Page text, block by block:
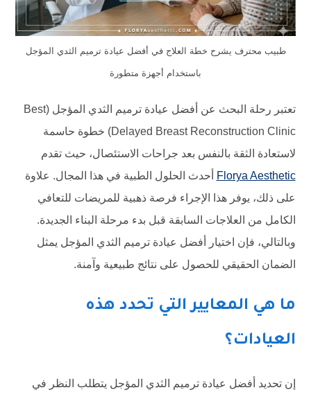
طبيب محترف يشرح خطة العلاج في أفضل عيادة ترميم الثدي المؤجل
باستخدام أجهزة متطورة
تعتبر رحلة البحث عن أفضل عيادة ترميم الثدي المؤجل (Best
Delayed Breast Reconstruction Clinic) خطوة حاسمة
لاستعادة الثقة بالنفس بعد جراحات الاستئصال، حيث تقدم
Florya Aesthetic
أحدث الحلول الطبية في هذا المجال. علاوة
على ذلك، يوفر هذا الإجراء فرصة ذهبية للمريضات للتعافي
الكامل من العلاجات السابقة قبل بدء مرحلة البناء الجديدة.
وبالتالي، فإن اختيار أفضل عيادة ترميم الثدي المؤجل يمثل
الضمان الحقيقي للحصول على نتائج طبيعية وآمنة.
ما هي المعايير التي تحدد هذه
العيادات؟
إن تحديد أفضل عيادة ترميم الثدي المؤجل يتطلب النظر في